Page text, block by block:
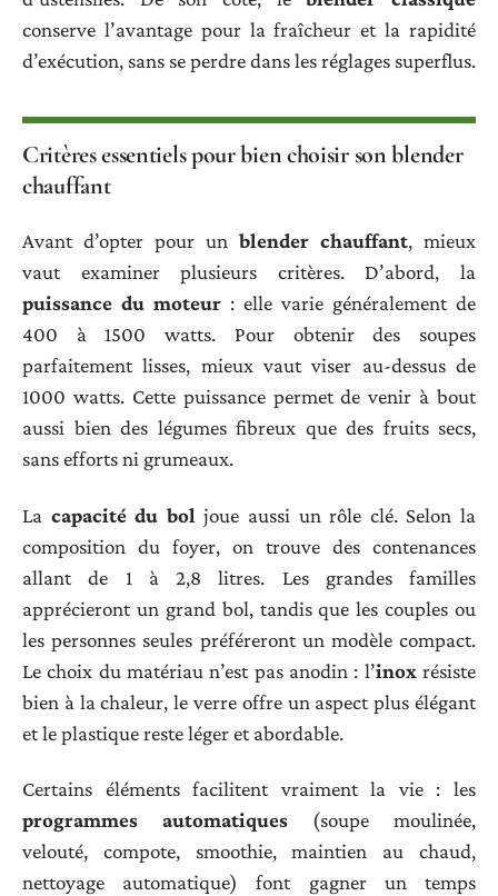
conserve l’avantage pour la fraîcheur et la rapidité
d’exécution, sans se perdre dans les réglages superflus.
Critères essentiels pour bien choisir son blender
chauffant
Avant d’opter pour un blender chauffant, mieux
vaut examiner plusieurs critères. D’abord, la
puissance du moteur : elle varie généralement de
400 à 1500 watts. Pour obtenir des soupes
parfaitement lisses, mieux vaut viser au-dessus de
1000 watts. Cette puissance permet de venir à bout
aussi bien des légumes fibreux que des fruits secs,
sans efforts ni grumeaux.
La capacité du bol joue aussi un rôle clé. Selon la
composition du foyer, on trouve des contenances
allant de 1 à 2,8 litres. Les grandes familles
apprécieront un grand bol, tandis que les couples ou
les personnes seules préféreront un modèle compact.
Le choix du matériau n’est pas anodin : l’inox résiste
bien à la chaleur, le verre offre un aspect plus élégant
et le plastique reste léger et abordable.
Certains éléments facilitent vraiment la vie : les
programmes automatiques (soupe moulinée,
velouté, compote, smoothie, maintien au chaud,
nettoyage automatique) font gagner un temps